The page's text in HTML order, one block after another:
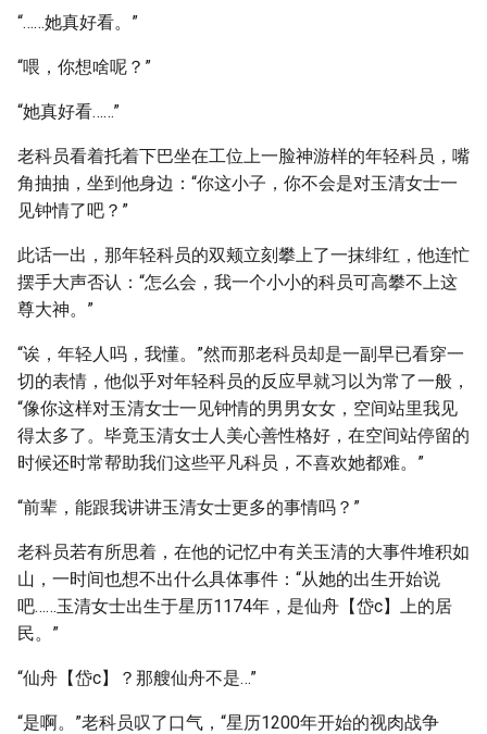
“……她真好看。”
“喂，你想啥呢？”
“她真好看……”
老科员看着托着下巴坐在工位上一脸神游样的年轻科员，嘴
角抽抽，坐到他身边：“你这小子，你不会是对玉清女士一
见钟情了吧？”
此话一出，那年轻科员的双颊立刻攀上了一抹绯红，他连忙
摆手大声否认：“怎么会，我一个小小的科员可高攀不上这
尊大神。”
“诶，年轻人吗，我懂。”然而那老科员却是一副早已看穿一
切的表情，他似乎对年轻科员的反应早就习以为常了一般，
“像你这样对玉清女士一见钟情的男男女女，空间站里我见
得太多了。毕竟玉清女士人美心善性格好，在空间站停留的
时候还时常帮助我们这些平凡科员，不喜欢她都难。”
“前辈，能跟我讲讲玉清女士更多的事情吗？”
老科员若有所思着，在他的记忆中有关玉清的大事件堆积如
山，一时间也想不出什么具体事件：“从她的出生开始说
吧……玉清女士出生于星历1174年，是仙舟【岱c】上的居
民。”
“仙舟【岱c】？那艘仙舟不是…”
“是啊。”老科员叹了口气，“星历1200年开始的视肉战争